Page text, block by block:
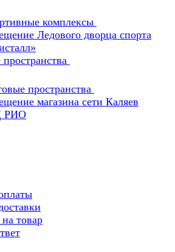
комплексы
Ледового дворца спорта
пространства
магазина сети Каляев
РИО
товар